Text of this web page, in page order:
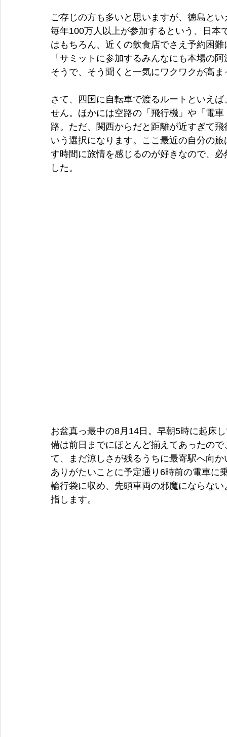
ご存じの方も多いと思いますが、徳島と
毎年100万人以上が参加するという、日本
はもちろん、近くの飲食店でさえ予約困
「サミットに参加するみんなにも本場の
そうで、そう聞くと一気にワクワクが高
さて、四国に自転車で渡るルートといえ
せん。ほかには空路の「飛行機」や「電
路。ただ、関西からだと距離が近すぎて
いう選択になります。ここ最近の自分の
す時間に旅情を感じるのが好きなので、
した。
お盆真っ最中の8月14日。早朝5時に起床
備は前日までにほとんど揃えてあったの
て、まだ涼しさが残るうちに最寄駅へ向か
ありがたいことに予定通り6時前の電車に
輪行袋に収め、先頭車両の邪魔にならな
指します。